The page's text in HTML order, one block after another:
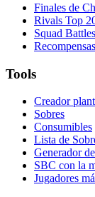
Finales de
Rivals Top
Squad
Tools
Creador
Sobres
Consumibles
Lista de
Generador
SBC con la
Jugadores